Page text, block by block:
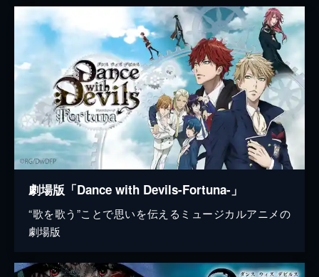
劇場版「Dance with Devils-Fortuna-」
“歌を歌う”ことで思いを伝えるミュージカルアニメの
劇場版